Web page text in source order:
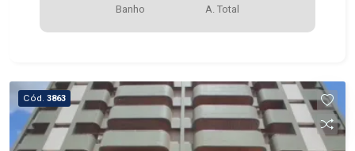
Banho A. Total
Cód. 3863